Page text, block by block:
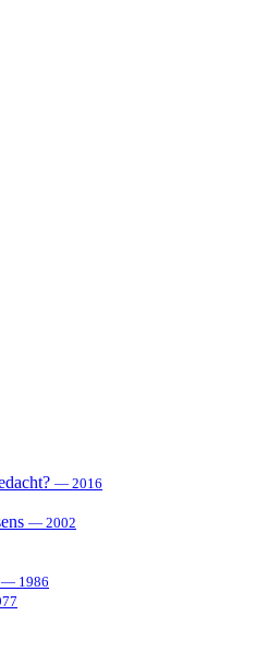
— 2016
— 2002
— 1986